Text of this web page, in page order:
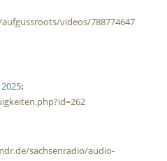
videos/788774647
:
sachsenradio/audio-